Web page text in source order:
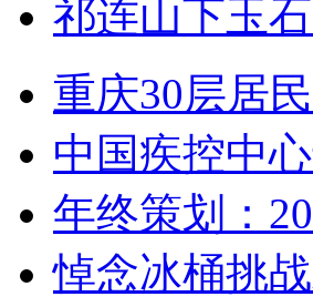
祁连山下玉
重庆30层居
中国疾控中
年终策划：
悼念冰桶挑